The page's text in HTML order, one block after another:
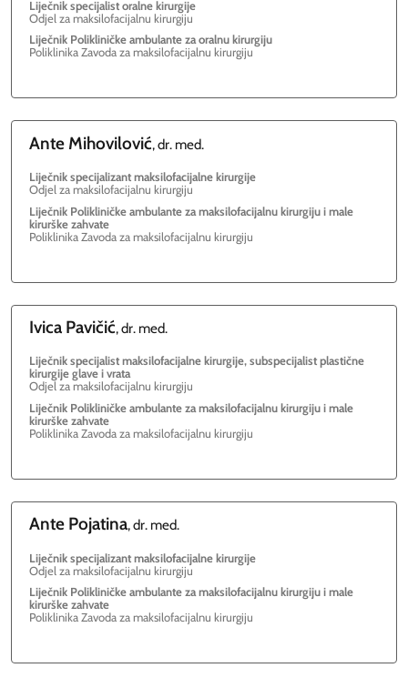
Liječnik specijalist oralne kirurgije
Odjel za maksilofacijalnu kirurgiju
Liječnik Polikliničke ambulante za oralnu kirurgiju
Poliklinika Zavoda za maksilofacijalnu kirurgiju
Ante Mihovilović, dr. med.
Liječnik specijalizant maksilofacijalne kirurgije
Odjel za maksilofacijalnu kirurgiju
Liječnik Polikliničke ambulante za maksilofacijalnu kirurgiju i male
kirurške zahvate
Poliklinika Zavoda za maksilofacijalnu kirurgiju
Ivica Pavičić, dr. med.
Liječnik specijalist maksilofacijalne kirurgije, subspecijalist plastične
kirurgije glave i vrata
Odjel za maksilofacijalnu kirurgiju
Liječnik Polikliničke ambulante za maksilofacijalnu kirurgiju i male
kirurške zahvate
Poliklinika Zavoda za maksilofacijalnu kirurgiju
Ante Pojatina, dr. med.
Liječnik specijalizant maksilofacijalne kirurgije
Odjel za maksilofacijalnu kirurgiju
Liječnik Polikliničke ambulante za maksilofacijalnu kirurgiju i male
kirurške zahvate
Poliklinika Zavoda za maksilofacijalnu kirurgiju